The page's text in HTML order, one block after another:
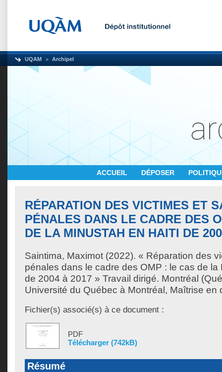
UQAM Archipel
ACCUEIL DÉPOSER
RÉPARATION DES VICTIMES ET
PÉNALES DANS LE CADRE DES
DE LA MINUSTAH EN HAITI DE
Saintima, Maximot (2022). « Réparation des
pénales dans le cadre des OMP : le cas de la
de 2004 à 2017 » Travail dirigé. Montréal
Université du Québec à Montréal, Maîtrise en
Fichier(s) associé(s) à ce document :
PDF
Télécharger (742kB)
Résumé